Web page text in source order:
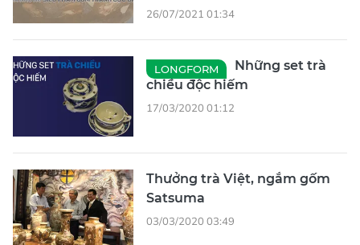
26/07/2021 01:34
LONGFORM
Những set trà
chiều độc hiếm
17/03/2020 01:12
Thưởng trà Việt, ngắm gốm
Satsuma
03/03/2020 03:49